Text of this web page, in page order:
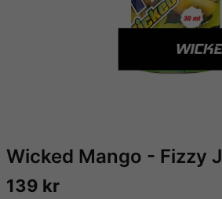
Wicked Mango - Fizzy
139 kr